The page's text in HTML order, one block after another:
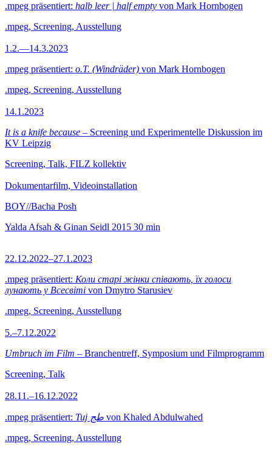
.mpeg präsentiert: halb leer | half empty von Mark Hornbogen
.mpeg, Screening, Ausstellung
1.2.—14.3.2023
.mpeg präsentiert: o.T. (Windräder) von Mark Hornbogen
.mpeg, Screening, Ausstellung
14.1.2023
It is a knife because – Screening und Experimentelle Diskussion im
KV Leipzig
Screening, Talk, FILZ kollektiv
Dokumentarfilm, Videoinstallation
BOY//Bacha Posh
Yalda Afsah & Ginan Seidl 2015 30 min
22.12.2022–27.1.2023
.mpeg präsentiert: Коли старі жінки співають, їх голоси
лунають у Всесвіті von Dmytro Starusiev
.mpeg, Screening, Ausstellung
5.–7.12.2022
Umbruch im Film – Branchentreff, Symposium und Filmprogramm
Screening, Talk
28.11.–16.12.2022
.mpeg präsentiert: Tuj طج von Khaled Abdulwahed
.mpeg, Screening, Ausstellung